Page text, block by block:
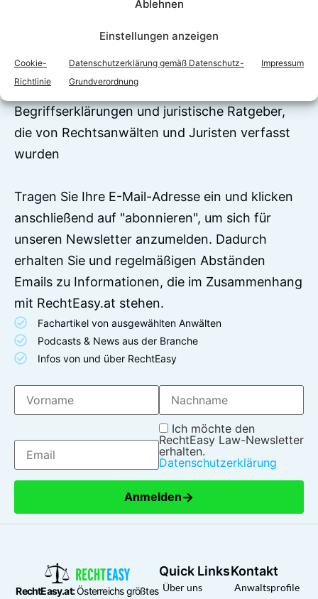
Ablehnen
Einstellungen anzeigen
Cookie-
Richtlinie
Datenschutzerklärung gemäß Datenschutz-
Grundverordnung
Impressum
Jetzt zum Newsletter
anmelden!
Auf RechtEasy befinden sich über 7500
Begriffserklärungen und juristische Ratgeber,
die von Rechtsanwälten und Juristen verfasst
wurden
Tragen Sie Ihre E-Mail-Adresse ein und klicken
anschließend auf "abonnieren", um sich für
unseren Newsletter anzumelden. Dadurch
erhalten Sie und regelmäßigen Abständen
Emails zu Informationen, die im Zusammenhang
mit RechtEasy.at stehen.
Fachartikel von ausgewählten Anwälten
Podcasts & News aus der Branche
Infos von und über RechtEasy
Ich möchte den
RechtEasy Law-Newsletter
erhalten.
Datenschutzerklärung
Anmelden→
RechtEasy.at:Österreichs größtes
Quick Links
Über uns
Kontakt
Anwaltsprofile